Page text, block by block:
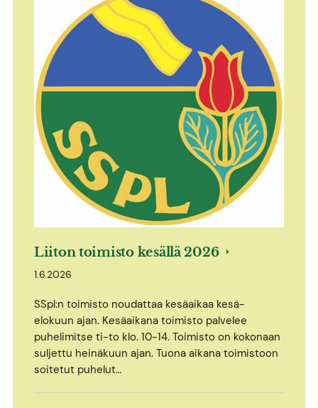
Liiton toimisto kesällä 2026
1.6.2026
SSpl:n toimisto noudattaa kesäaikaa kesä-
elokuun ajan. Kesäaikana toimisto palvelee
puhelimitse ti-to klo. 10-14. Toimisto on kokonaan
suljettu heinäkuun ajan. Tuona aikana toimistoon
soitetut puhelut…